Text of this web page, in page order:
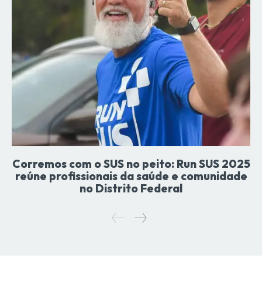
Corremos com o SUS no peito: Run SUS 2025
reúne profissionais da saúde e comunidade
no Distrito Federal